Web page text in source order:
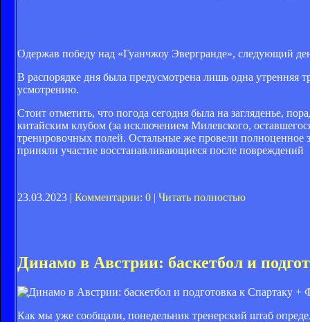
Одержав победу над «Гуанчжоу Эвергранде», следующий
В распорядке дня была предусмотрена лишь одна утренняя
усмотрению.
Стоит отметить, что погода сегодня была на загляденье,
китайским клубом (за исключением Милевского,
тренировочных полей. Остальные же провели полноценное
приняли участие восстанавливающиеся после повреждений
23.03.2023 | Комментарии: 0 | Читать полностью
Динамо в Австрии: баскетбол и
Как мы уже сообщали, понедельник тренерский штаб